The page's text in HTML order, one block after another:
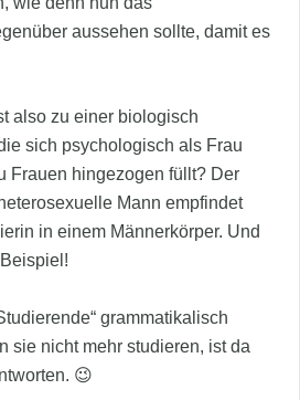
aussehen sollte, damit es
also zu einer biologisch
sich psychologisch als Frau
Frauen hingezogen füllt? Der
Mann empfindet
in einem Männerkörper. Und
grammatikalisch
sie nicht mehr studieren, ist da
😉